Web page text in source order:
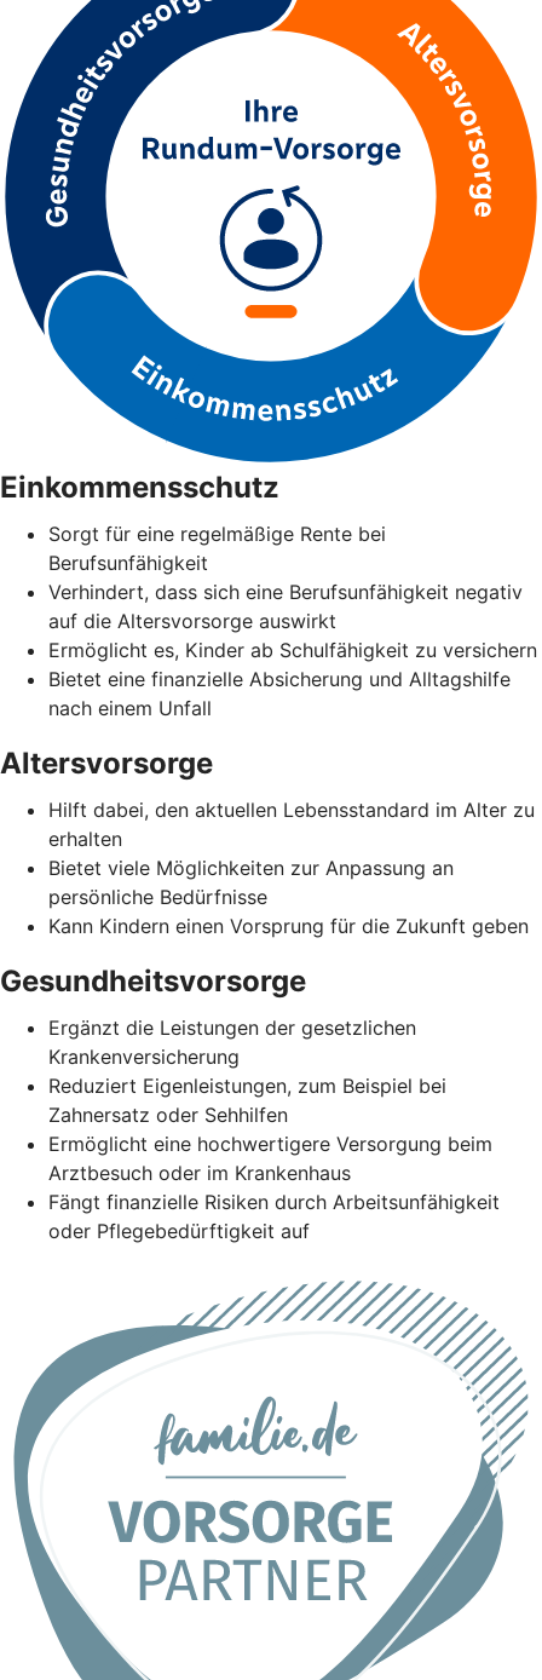
Einkommensschutz
Sorgt für eine regelmäßige Rente bei
Berufsunfähigkeit
Verhindert, dass sich eine Berufsunfähigkeit negativ
auf die Altersvorsorge auswirkt
Ermöglicht es, Kinder ab Schulfähigkeit zu versichern
Bietet eine finanzielle Absicherung und Alltagshilfe
nach einem Unfall
Altersvorsorge
Hilft dabei, den aktuellen Lebensstandard im Alter zu
erhalten
Bietet viele Möglichkeiten zur Anpassung an
persönliche Bedürfnisse
Kann Kindern einen Vorsprung für die Zukunft geben
Gesundheitsvorsorge
Ergänzt die Leistungen der gesetzlichen
Krankenversicherung
Reduziert Eigenleistungen, zum Beispiel bei
Zahnersatz oder Sehhilfen
Ermöglicht eine hochwertigere Versorgung beim
Arztbesuch oder im Krankenhaus
Fängt finanzielle Risiken durch Arbeitsunfähigkeit
oder Pflegebedürftigkeit auf